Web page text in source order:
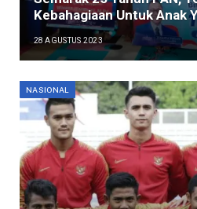
Kebahagiaan Untuk Anak
28 AGUSTUS 2023
NASIONAL